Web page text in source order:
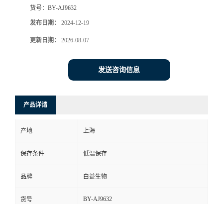
货号： BY-AJ9632
发布日期： 2024-12-19
更新日期： 2026-08-07
发送咨询信息
产品详请
产地 上海
保存条件 低温保存
品牌 白益生物
货号 BY-AJ9632